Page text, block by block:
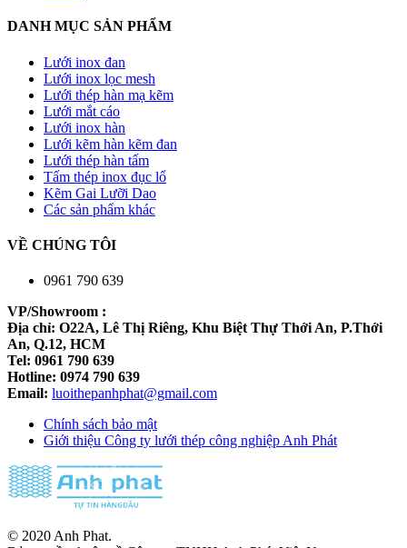
DANH MỤC SẢN PHẨM
Lưới inox đan
Lưới inox lọc mesh
Lưới thép hàn mạ kẽm
Lưới mắt cáo
Lưới inox hàn
Lưới kẽm hàn kẽm đan
Lưới thép hàn tấm
Tấm thép inox đục lổ
Kẽm Gai Lưỡi Dao
Các sản phẩm khác
VỀ CHÚNG TÔI
0961 790 639
VP/Showroom :
Địa chỉ: O22A, Lê Thị Riêng, Khu Biệt Thự Thới An, P.Thới
An, Q.12, HCM
Tel: 0961 790 639
Hotline: 0974 790 639
Email: luoithepanhphat@gmail.com
Chính sách bảo mật
Giới thiệu Công ty lưới thép công nghiệp Anh Phát
© 2020 Anh Phat.